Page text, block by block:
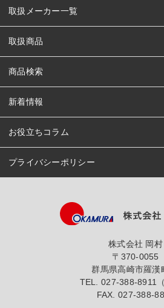
取扱メーカー一覧
取扱商品
商品検索
新着情報
お役立ちコラム
プライバシーポリシー
株式会社 岡村
〒370-0055
群馬県高崎市羅漢
TEL. 027-388-8911（
FAX. 027-388-